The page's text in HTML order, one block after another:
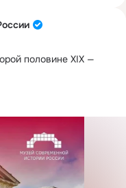
половине XIX —
империи...